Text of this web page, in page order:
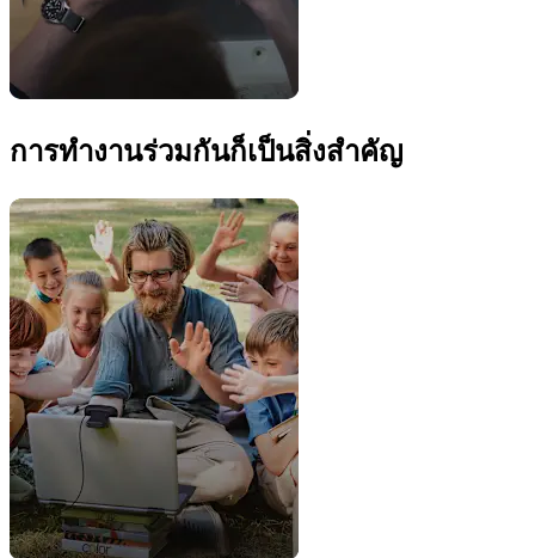
การทำงานร่วมกันก็เป็นสิ่งสำคัญ